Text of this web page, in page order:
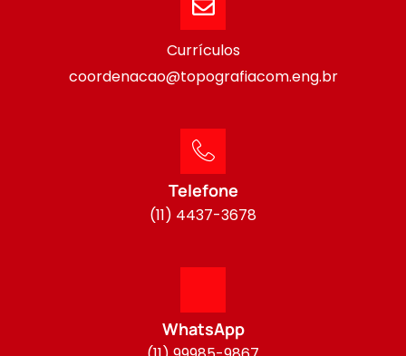
Currículos
coordenacao@topografiacom.eng.br
Telefone
(11) 4437-3678
WhatsApp